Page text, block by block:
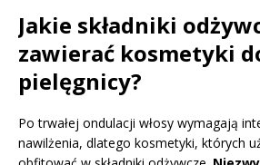
Jakie składniki
zawierać kosmetyki
pielęgnicy?
Po trwałej ondulacji włosy wymagają
nawilżenia, dlatego kosmetyki, których